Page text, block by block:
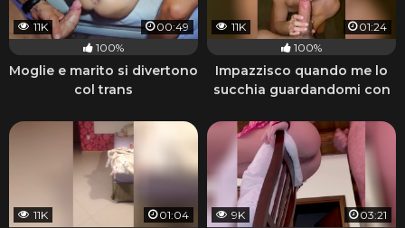
11K
00:49
100%
Moglie e marito si divertono
col trans
11K
01:24
100%
Impazzisco quando me lo
succhia guardandomi con
11K
01:04
9K
03:21